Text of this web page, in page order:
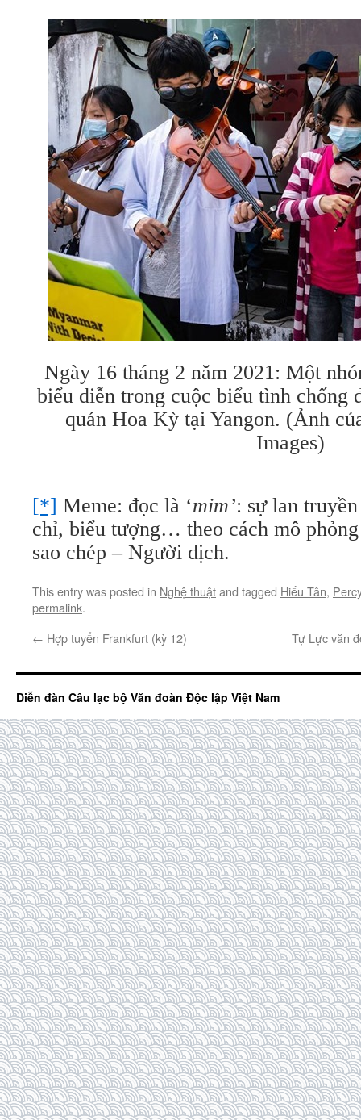
Ngày 16 tháng 2 năm 2021: Một
biểu diễn trong cuộc biểu tình chống
quán Hoa Kỳ tại Yangon. (Ảnh
Images)
[*] Meme: đọc là ‘mim’: sự lan
chỉ, biểu tượng… theo cách mô phỏng
sao chép – Người dịch.
This entry was posted in Nghệ thuậtand tagged Hiếu Tân,
permalink.
← Hợp tuyển Frankfurt (kỳ 12) Tự Lực văn
Diễn đàn Câu lạc bộ Văn đoàn Độc lập Việt Nam